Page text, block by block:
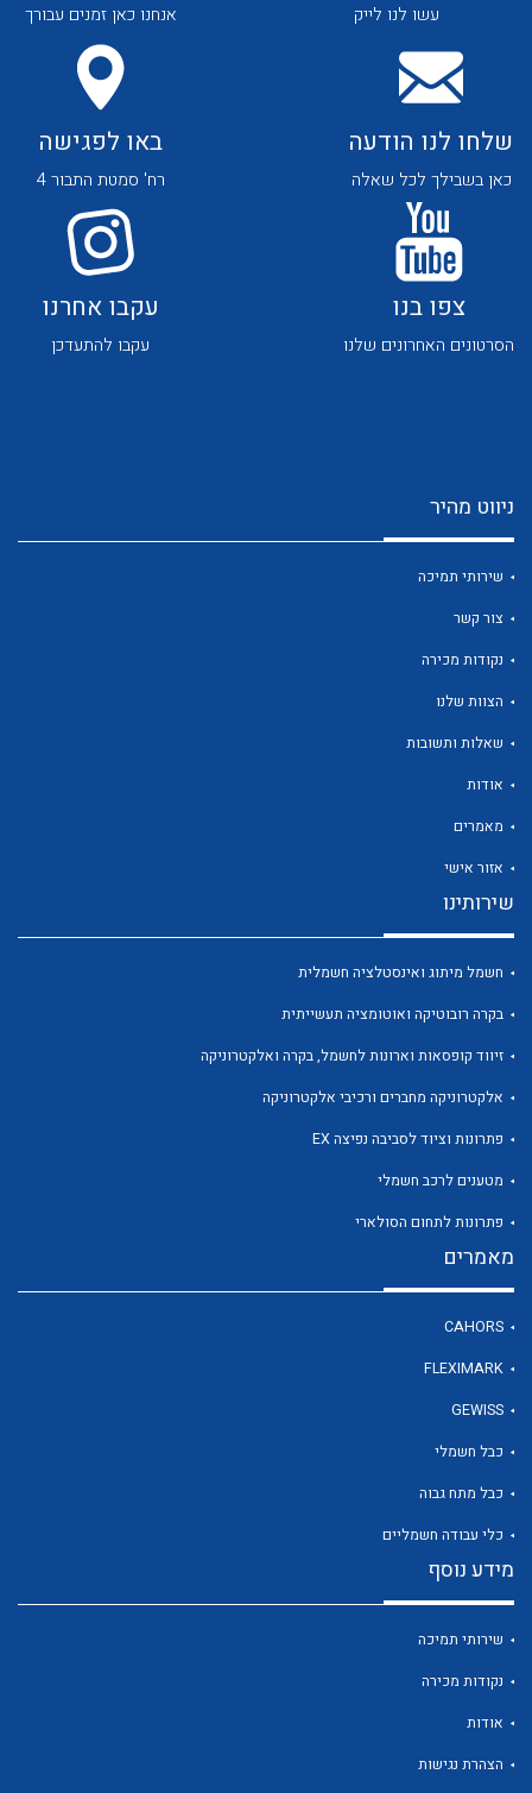
לכל מוצרי היצרן לכל מוצרי היצרן
לכל מוצרי היצרן
לכל מוצרי היצרן
עשו לנו לייק אנחנו כאן זמנים עבורך
שלחו לנו הודעה
כאן בשבילך לכל שאלה
באו לפגישה
רח' סמטת התבור 4
צפו בנו
הסרטונים האחרונים שלנו
עקבו אחרנו
עקבו להתעדכן
ניווט מהיר
שירותי תמיכה
צור קשר
נקודות מכירה
הצוות שלנו
שאלות ותשובות
אודות
מאמרים
אזור אישי
שירותינו
חשמל מיתוג ואינסטלציה חשמלית
בקרה רובוטיקה ואוטומציה תעשייתית
זיווד קופסאות וארונות לחשמל, בקרה ואלקטרוניקה
אלקטרוניקה מחברים ורכיבי אלקטרוניקה
פתרונות וציוד לסביבה נפיצה EX
מטענים לרכב חשמלי
פתרונות לתחום הסולארי
מאמרים
CAHORS
FLEXIMARK
GEWISS
כבל חשמלי
כבל מתח גבוה
כלי עבודה חשמליים
מידע נוסף
שירותי תמיכה
נקודות מכירה
אודות
הצהרת נגישות